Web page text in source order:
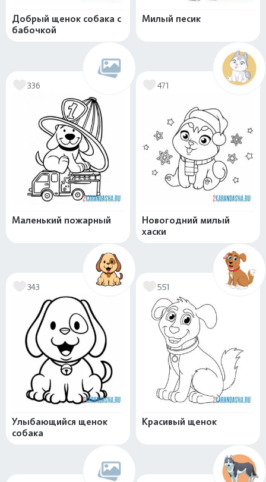
Добрый щенок собака с
бабочкой
Милый песик
336
Маленький пожарный
471
Новогодний милый
хаски
343
Улыбающийся щенок
собака
551
Красивый щенок